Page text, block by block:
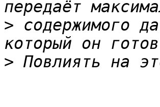
> содержимого
>